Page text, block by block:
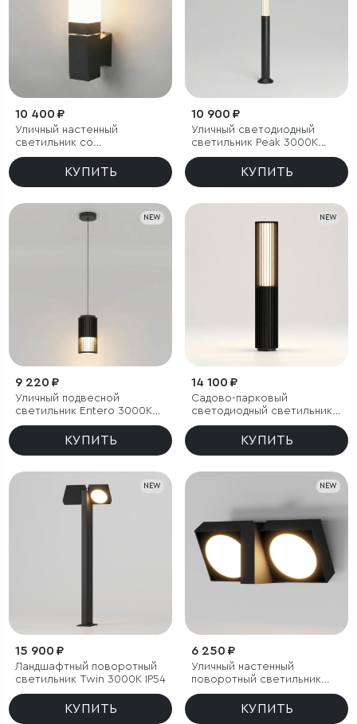
10 400 ₽
Уличный настенный
светильник со
светодиодами 1534
TECHNO LED 3000K чёрный
КУПИТЬ
10 900 ₽
Уличный светодиодный
светильник Peak 3000K
черный IP54
КУПИТЬ
NEW
9 220 ₽
Уличный подвесной
светильник Entero 3000K
IP54
КУПИТЬ
NEW
14 100 ₽
Садово-парковый
светодиодный светильник
Entero 3000K IP54
КУПИТЬ
NEW
15 900 ₽
Ландшафтный поворотный
светильник Twin 3000K IP54
КУПИТЬ
NEW
6 250 ₽
Уличный настенный
поворотный светильник
Twin 3000K черный
КУПИТЬ